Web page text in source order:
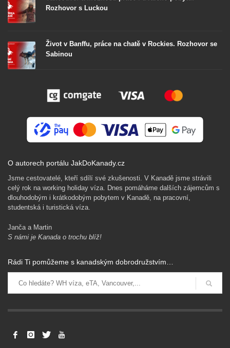
Rozhovor s Luckou
Život v Banffu, práce na chatě v Rockies. Rozhovor se
Sabinou
O autorech portálu JakDoKanady.cz
Jsme cestovatelé, kteří sdílí své zkušenosti. V Kanadě jsme strávili
celý rok na working holiday víza. Dnes pomáháme dalších zájemcům s
dlouhodobým i krátkodobým pobytem v Kanadě, na pracovní,
studentská i turistická víza.
Janča a Martin
S námi je Kanada o trochu blíž!
Rádi Ti pomůžeme s kanadským dobrodružstvím…
další dokumenty pro hladký přílet.